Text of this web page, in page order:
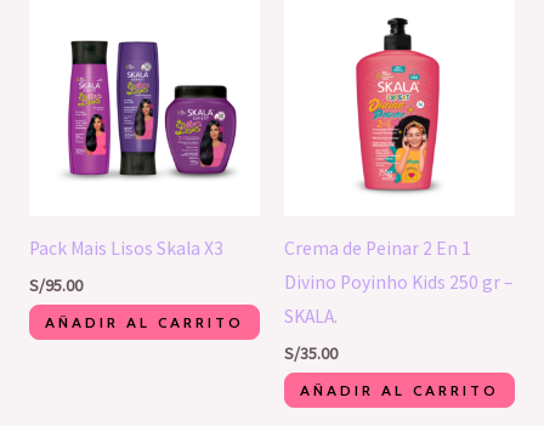
Pack Mais Lisos Skala X3
S/95.00
AÑADIR AL CARRITO
Crema de Peinar 2 En 1
Divino Poyinho Kids 250 gr –
SKALA.
S/35.00
AÑADIR AL CARRITO